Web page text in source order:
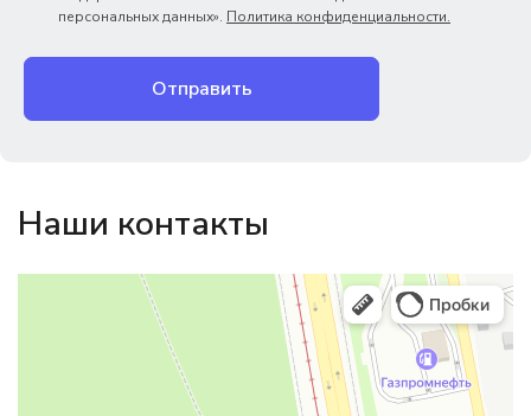
персональных данных». Политика конфиденциальности.
Отправить
Наши контакты
Магазин резинотехники
Резиновые и резинотехнические изделия в Екатеринбурге
Садовый инвентарь и техника в Екатеринбурге